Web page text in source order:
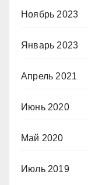
Ноябрь 2023
Январь 2023
Апрель 2021
Июнь 2020
Май 2020
Июль 2019